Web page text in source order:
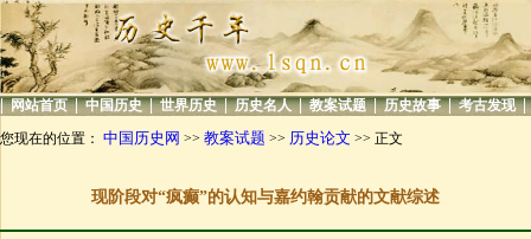
| 网站首页 | 中国历史 | 世界历史 | 历史名人 | 教案试题 | 历史故事 | 考古发现 |
您现在的位置： 中国历史网 >> 教案试题 >> 历史论文 >> 正文
现阶段对“疯癫”的认知与嘉约翰贡献的文献综述